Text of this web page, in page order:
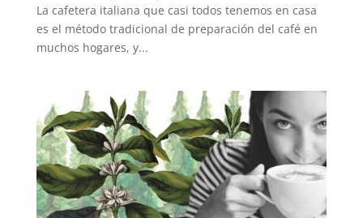
La cafetera italiana que casi todos tenemos en casa
es el método tradicional de preparación del café en
muchos hogares, y...